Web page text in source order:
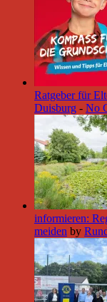
Ratgeber für
Duisburg - No
informieren:
meiden by